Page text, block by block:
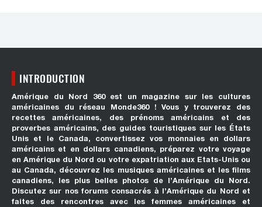
INTRODUCTION
Amérique du Nord 360 est un magazine sur les cultures
américaines du réseau Monde360 ! Vous y trouverez des
recettes américaines, des prénoms américains et des
proverbes américains, des guides touristiques sur les États
Unis et le Canada, convertissez vos monnaies en dollars
américains et en dollars canadiens, préparez votre voyage
en Amérique du Nord ou votre expatriation aux Etats-Unis ou
au Canada, découvrez les musiques américaines et les films
canadiens, les plus belles photos de l’Amérique du Nord.
Discutez sur nos forums consacrés à l’Amérique du Nord et
faites des rencontres avec les femmes américaines et